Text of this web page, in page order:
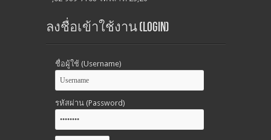
ลงชื่อเข้าใช้งาน (Login)
ชื่อผู้ใช้ (Username)
รหัสผ่าน (Password)